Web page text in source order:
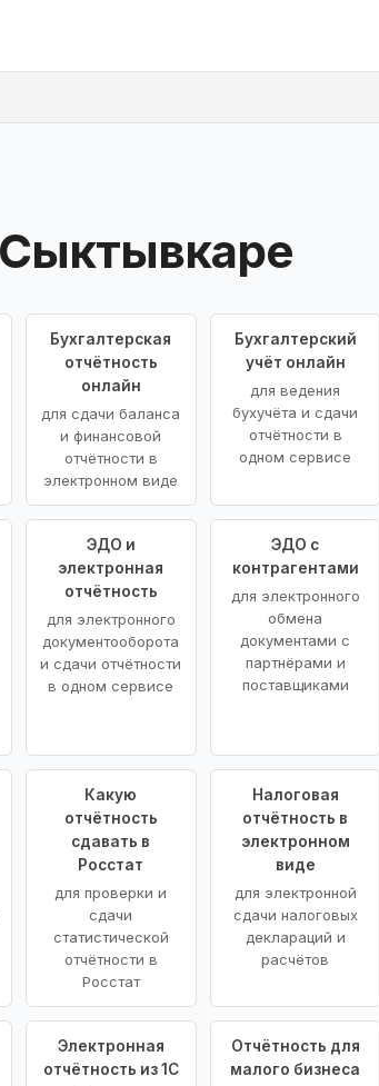
Бухгалтерская
отчётность
онлайн
для сдачи баланса
и финансовой
отчётности в
электронном виде
Бухгалтерский
учёт онлайн
для ведения
бухучёта и сдачи
отчётности в
одном сервисе
ЭДО и
электронная
отчётность
для электронного
документооборота
и сдачи отчётности
в одном сервисе
ЭДО с
контрагентами
для электронного
обмена
документами с
партнёрами и
поставщиками
Какую
отчётность
сдавать в
Росстат
для проверки и
сдачи
статистической
отчётности в
Росстат
Налоговая
отчётность в
электронном
виде
для электронной
сдачи налоговых
деклараций и
расчётов
Электронная
отчётность из 1С
Отчётность для
малого бизнеса